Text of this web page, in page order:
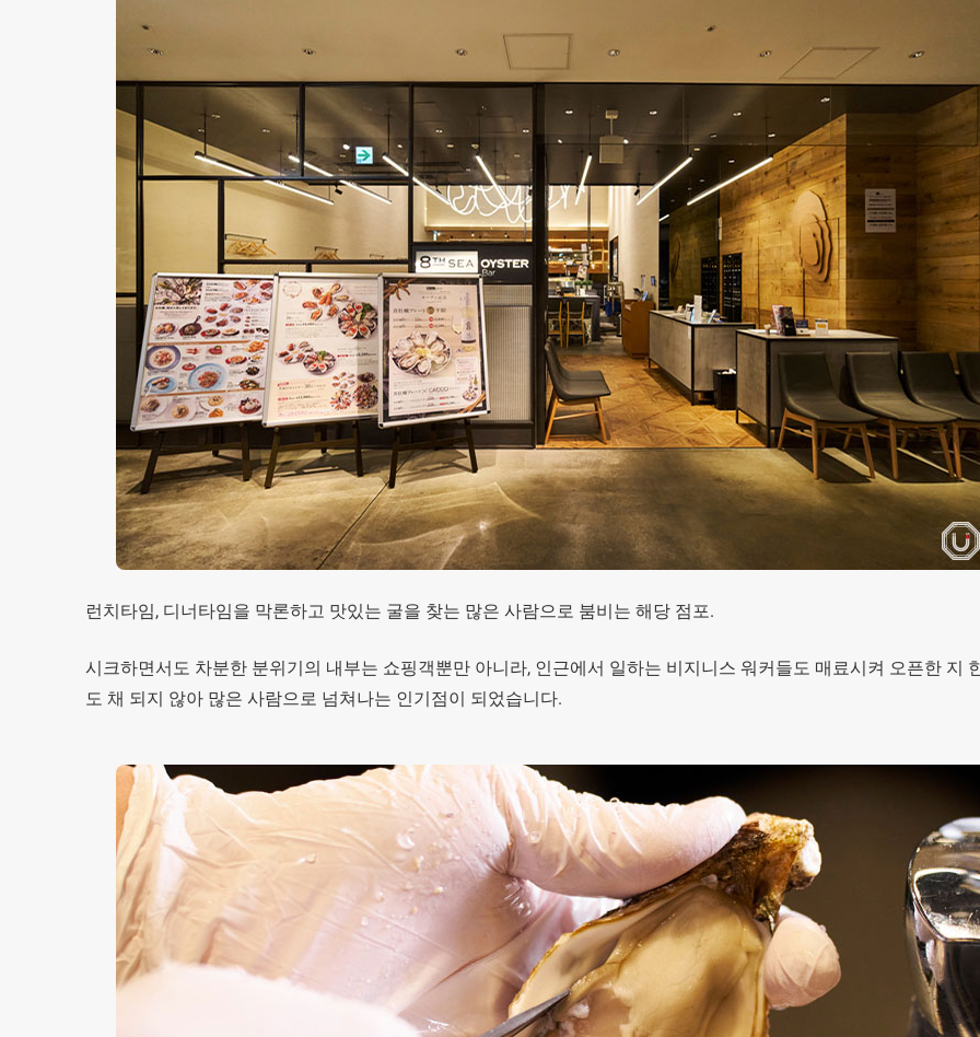
런치타임, 디너타임을 막론하고 맛있는 굴을 찾는 많은 사람으로 붐비는 해당 점포.
시크하면서도 차분한 분위기의 내부는 쇼핑객뿐만 아니라, 인근에서 일하는 비지니스 워커들도 매료시켜 오픈한 지
도 채 되지 않아 많은 사람으로 넘쳐나는 인기점이 되었습니다.